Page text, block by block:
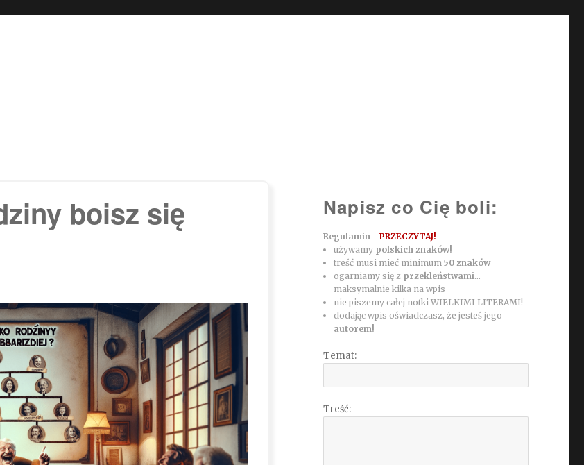
boisz się
Napisz co Cię boli:
Regulamin - PRZECZYTAJ!
używamy polskich znaków!
treść musi mieć minimum 50 znaków
ogarniamy się z przekleństwami...
maksymalnie kilka na wpis
nie piszemy całej notki WIELKIMI LITERAMI!
dodając wpis oświadczasz, że jesteś jego
autorem!
Temat:
Treść: